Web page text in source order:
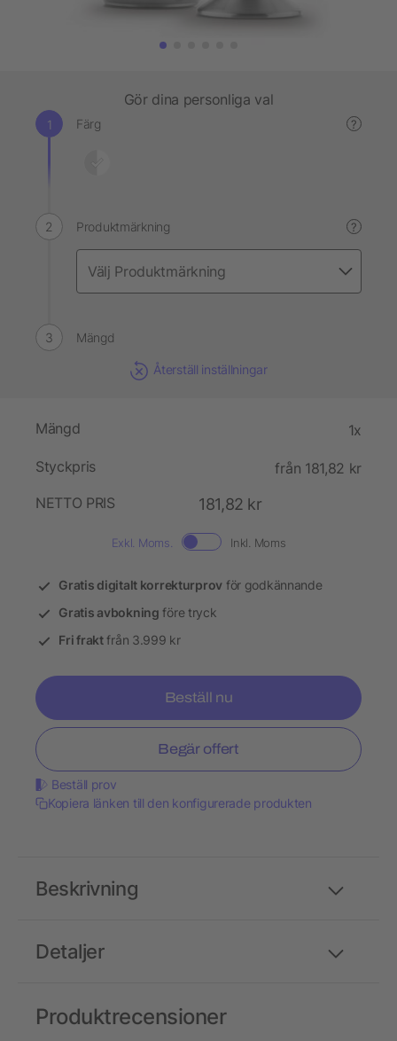
Gör dina personliga val
Färg ?
Produktmärkning ?
Mängd
Återställ inställningar
Mängd 1x
Styckpris
från 181,82 kr
NETTO PRIS
181,82 kr
Exkl. Moms. Inkl. Moms
Gratis digitalt korrekturprov för godkännande
Gratis avbokning före tryck
Fri fraktfrån 3.999 kr
Beställ nu
Begär offert
Beställ prov
Kopiera länken till den konfigurerade produkten
Detaljer
Beskrivning
Produktrecensioner